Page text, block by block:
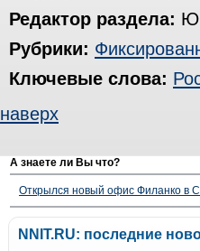
Редактор раздела:
Рубрики:
Ключевые слова:
наверх
А знаете ли Вы что?
Открылся новый офис Филанко в
NNIT.RU: последние